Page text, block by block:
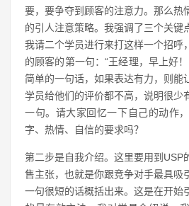
要，要争夺到顾客的注意力。那么热
的引人注意策略。我强调了三个关键
我请二个学员进行来打这样一个招呼
的顾客的第一句：“王经理，早上好
简单的一句话，如果表达有力，则能
学员给他们的评价都不高，说明很少
一句。请大家回忆一下自己的动作
字、热情、自信的要求吗？
第二步是自我介绍。这里要用到USP
售主张，也就是你跟竞争对手最具吸
一句很短的话概括出来。这是在开始